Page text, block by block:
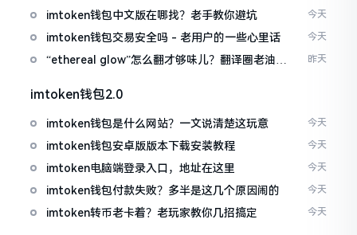
imtoken钱包中文版在哪找？老手教你避坑 今天
imtoken钱包交易安全吗 - 老用户的一些心里话 今天
“ethereal glow”怎么翻才够味儿？翻译圈老油条
昨天
imtoken钱包2.0
imtoken钱包是什么网站？一文说清楚这玩意 今天
imtoken钱包安卓版版本下载安装教程 今天
imtoken电脑端登录入口，地址在这里 今天
imtoken钱包付款失败？多半是这几个原因闹的 今天
imtoken转币老卡着？老玩家教你几招搞定 今天